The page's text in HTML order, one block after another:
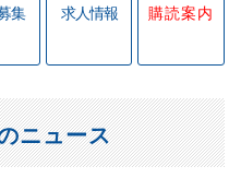
集 求人情報 購読案内
ニュース